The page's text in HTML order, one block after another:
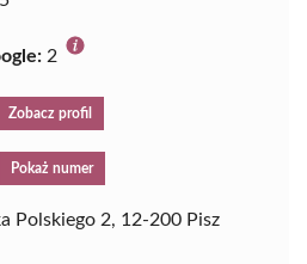
2
Zobacz profil
Pokaż numer
Polskiego 2, 12-200 Pisz